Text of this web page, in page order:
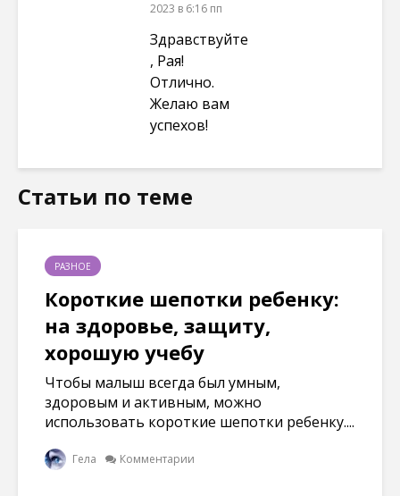
2023 в 6:16 пп
Здравствуйте
, Рая!
Отлично.
Желаю вам
успехов!
Статьи по теме
РАЗНОЕ
Короткие шепотки ребенку:
на здоровье, защиту,
хорошую учебу
Чтобы малыш всегда был умным,
здоровым и активным, можно
использовать короткие шепотки ребенку....
Гела Комментарии